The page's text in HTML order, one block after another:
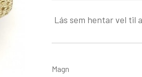
Lás sem hentar vel til
Magn